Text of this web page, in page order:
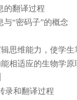
的翻译过程
与“密码子”的概念
辑思维能力，使学
相适应的生物学原
录和翻译过程